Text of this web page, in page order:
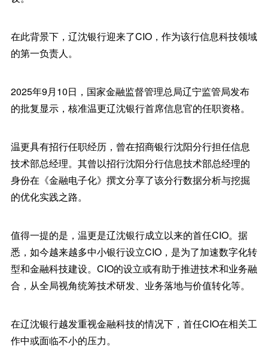
在此背景下，辽沈银行迎来了CIO，作为该行信息科技领域
的第一负责人。
2025年9月10日，国家金融监督管理总局辽宁监管局发布
的批复显示，核准温更辽沈银行首席信息官的任职资格。
温更具有招行任职经历，曾在招商银行沈阳分行担任信息
技术部总经理。其曾以招行沈阳分行信息技术部总经理的
身份在《金融电子化》撰文分享了该分行数据分析与挖掘
的优化实践之路。
值得一提的是，温更是辽沈银行成立以来的首任CIO。据
悉，如今越来越多中小银行设立CIO，是为了加速数字化转
型和金融科技建设。CIO的设立或有助于推进技术和业务融
合，从全局视角统筹技术研发、业务落地与价值转化等。
在辽沈银行越发重视金融科技的情况下，首任CIO在相关工
作中或面临不小的压力。